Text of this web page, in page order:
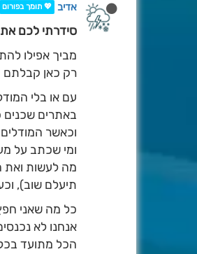
אדיב 💖 תומך בפורום
סידרתי לכם
מביך אפילו
רק כאן קבלתם
עם או בלי
באתרים
וכאשר המודלים מבטלים
ומי שכתב על
מה לעשות ואת
תיעלם שוב),
כל מה שאני
אנחנו לא
הכל מתועד